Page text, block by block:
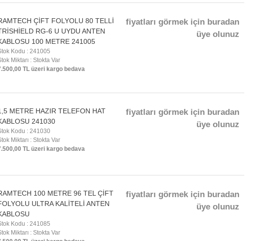
ÇİFT FOLYOLU 80 TELLİ
RG-6 U UYDU ANTEN
100 METRE 241005
Kodu : 241005
Miktarı : Stokta Var
TL üzeri kargo bedava
fiyatları görmek için buradan
üye olunuz
METRE HAZIR TELEFON HAT
241030
Kodu : 241030
Miktarı : Stokta Var
TL üzeri kargo bedava
fiyatları görmek için buradan
üye olunuz
100 METRE 96 TEL ÇİFT
ULTRA KALİTELİ ANTEN
Kodu : 241085
Miktarı : Stokta Var
fiyatları görmek için buradan
üye olunuz